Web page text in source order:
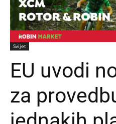
Svijet
EU uvodi
za